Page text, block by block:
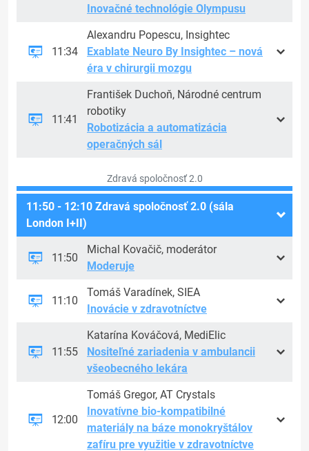
Inovačné technológie Olympusu
11:34
Alexandru Popescu, Insightec
Exablate Neuro By Insightec – nová
éra v chirurgii mozgu
11:41
František Duchoň, Národné centrum
robotiky
Robotizácia a automatizácia
operačných sál
Zdravá spoločnosť 2.0
11:50 - 12:10 Zdravá spoločnosť 2.0 (sála
London I+II)
11:50
Michal Kovačič, moderátor
Moderuje
11:10
Tomáš Varadínek, SIEA
Inovácie v zdravotníctve
11:55
Katarína Kováčová, MediElic
Nositeľné zariadenia v ambulancii
všeobecného lekára
12:00
Tomáš Gregor, AT Crystals
Inovatívne bio-kompatibilné
materiály na báze monokryštálov
zafíru pre využitie v zdravotníctve